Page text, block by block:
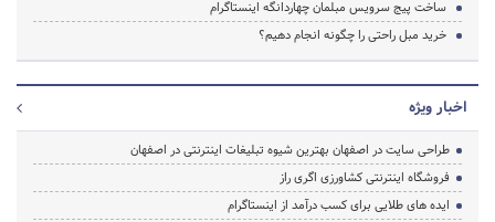
ساخت پیج سرویس مبلمان چهاردانگه اینستاگرام
خرید مبل راحتی را چگونه انجام دهیم؟
اخبار ویژه
طراحی سایت در اصفهان بهترین شیوه تبلیغات اینترنتی در اصفهان
فروشگاه اینترنتی کشاورزی اگری راز
ایده های طلایی برای کسب درآمد از اینستاگرام